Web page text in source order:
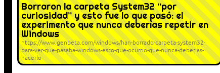
Borraron la carpeta System32 “por
curiosidad” y esto fue lo que pasó: el
experimento que nunca deberías repetir en
Windows
https://www.genbeta.com/windows/han-borrado-carpeta-system32-
para-ver-que-pasaba-windows-esto-que-ocurrio-que-nunca-deberias-
hacerlo